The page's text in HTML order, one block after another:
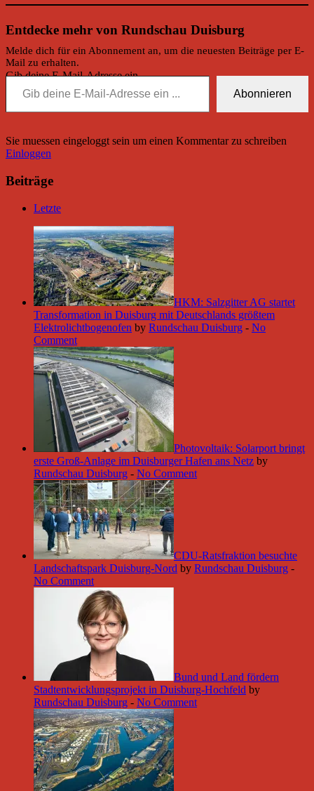
Entdecke mehr von Rundschau Duisburg
Melde dich für ein Abonnement an, um die neuesten Beiträge per E-
Mail zu erhalten.
Gib deine E-Mail-Adresse ein ...
Abonnieren
Sie muessen eingeloggt sein um einen Kommentar zu schreiben
Einloggen
Beiträge
Letzte
HKM: Salzgitter AG startet
Transformation in Duisburg mit Deutschlands größtem
Elektrolichtbogenofen by Rundschau Duisburg - No
Comment
Photovoltaik: Solarport bringt
erste Groß-Anlage im Duisburger Hafen ans Netz by
Rundschau Duisburg - No Comment
CDU-Ratsfraktion besuchte
Landschaftspark Duisburg-Nord by Rundschau Duisburg -
No Comment
Bund und Land fördern
Stadtentwicklungsprojekt in Duisburg-Hochfeld by
Rundschau Duisburg - No Comment